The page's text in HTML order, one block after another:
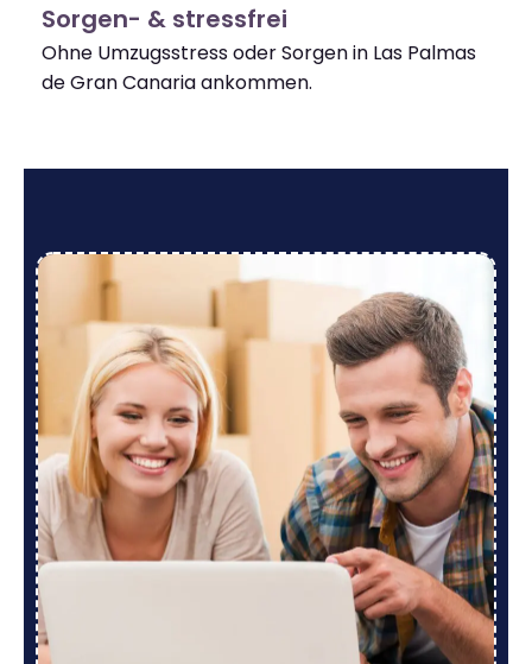
Sorgen- & stressfrei
Ohne Umzugsstress oder Sorgen in Las Palmas
de Gran Canaria ankommen.